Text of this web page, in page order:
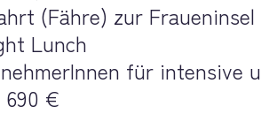
(Fähre) zur Fraueninsel
Lunch
für intensive
€